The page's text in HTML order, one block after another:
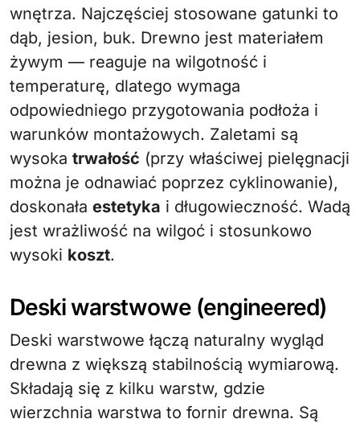
wnętrza. Najczęściej stosowane gatunki to
dąb, jesion, buk. Drewno jest materiałem
żywym — reaguje na wilgotność i
temperaturę, dlatego wymaga
odpowiedniego przygotowania podłoża i
warunków montażowych. Zaletami są
wysoka trwałość (przy właściwej pielęgnacji
można je odnawiać poprzez cyklinowanie),
doskonała estetyka i długowieczność. Wadą
jest wrażliwość na wilgoć i stosunkowo
wysoki koszt.
Deski warstwowe (engineered)
Deski warstwowe łączą naturalny wygląd
drewna z większą stabilnością wymiarową.
Składają się z kilku warstw, gdzie
wierzchnia warstwa to fornir drewna. Są